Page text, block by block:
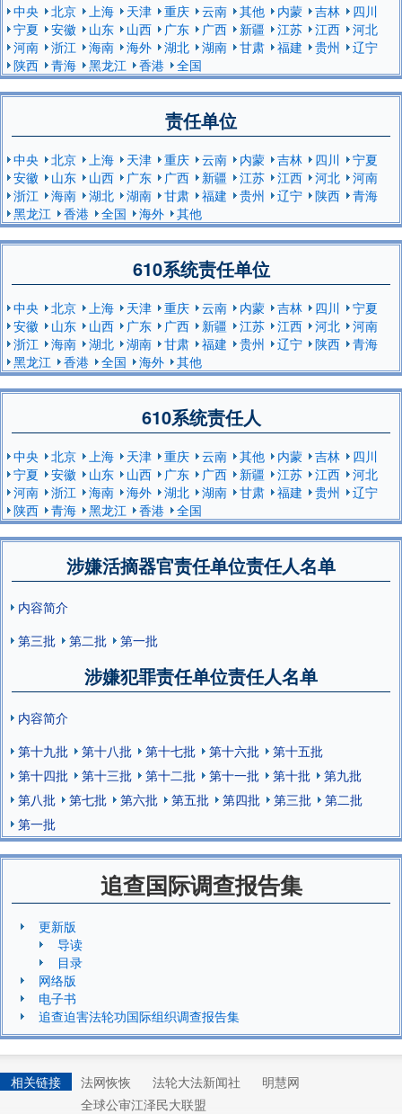
中央 北京 上海 天津 重庆 云南 其他 内蒙 吉林
四川
宁夏
安徽 山东 山西 广东 广西 新疆 江苏 江西
河北
河南
浙江 海南 海外 湖北 湖南 甘肃 福建 贵州
辽宁
陕西
青海 黑龙江 香港 全国
责任单位
中央 北京 上海 天津 重庆 云南 内蒙 吉林 四川
宁夏
安徽
山东 山西 广东 广西 新疆 江苏 江西 河北
河南
浙江
海南 湖北 湖南 甘肃 福建 贵州 辽宁 陕西
青海
黑龙江
香港 全国 海外 其他
610系统责任单位
中央 北京 上海 天津 重庆 云南 内蒙 吉林 四川
宁夏
安徽
山东 山西 广东 广西 新疆 江苏 江西 河北
河南
浙江
海南 湖北 湖南 甘肃 福建 贵州 辽宁 陕西
青海
黑龙江
香港 全国 海外 其他
610系统责任人
中央 北京 上海 天津 重庆 云南 其他 内蒙 吉林
四川
宁夏
安徽 山东 山西 广东 广西 新疆 江苏 江西
河北
河南
浙江 海南 海外 湖北 湖南 甘肃 福建 贵州
辽宁
陕西
青海 黑龙江 香港 全国
涉嫌活摘器官责任单位责任人名单
内容简介
第三批
第二批 第一批
涉嫌犯罪责任单位责任人名单
内容简介
第十九批
第十八批 第十七批 第十六批
第十五批
第十四批
第十三批 第十二批 第十一批 第十批
第九批
第八批
第七批 第六批 第五批 第四批 第三批
第二批
第一批
追查国际调查报告集
更新版
导读
目录
网络版
电子书
追查迫害法轮功国际组织调查报告集
相关链接 法网恢恢 法轮大法新闻社
明慧网
全球公审江泽民大联盟